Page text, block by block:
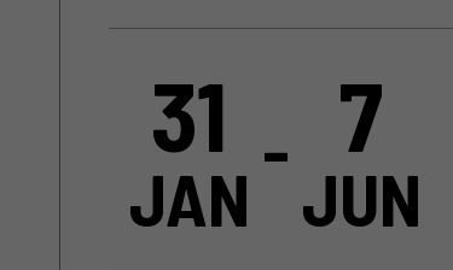
31
JAN
- 7
JUN